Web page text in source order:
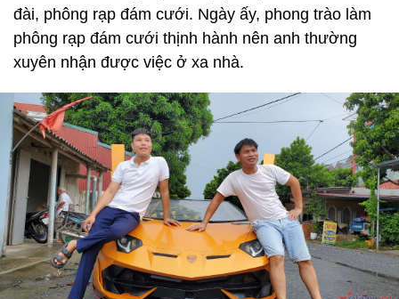
đài, phông rạp đám cưới. Ngày ấy, phong trào làm
phông rạp đám cưới thịnh hành nên anh thường
xuyên nhận được việc ở xa nhà.